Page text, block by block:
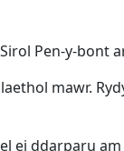
Pen-y-bont
mawr.
ei ddarparu